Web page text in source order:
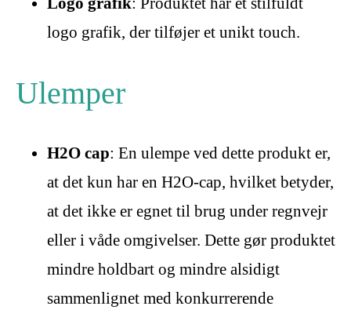
logo grafik, der tilføjer et unikt touch.
Ulemper
H2O cap: En ulempe ved dette produkt er,
at det kun har en H2O-cap, hvilket betyder,
at det ikke er egnet til brug under regnvejr
eller i våde omgivelser. Dette gør produktet
mindre holdbart og mindre alsidigt
sammenlignet med konkurrerende